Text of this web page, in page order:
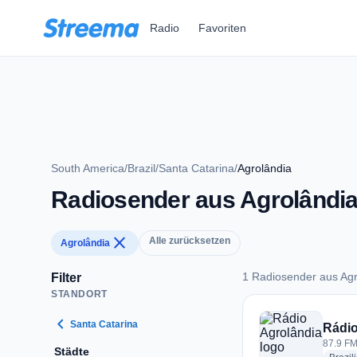
Radio Favoriten
South America/Brazil/Santa Catarina/Agrolândia
Radiosender aus
Agrolândia close Alle zurücksetzen
Filter
STANDORT
chevron_left Santa Catarina
Städte
1 Radiosender aus
1 Radiosender aus
87.9